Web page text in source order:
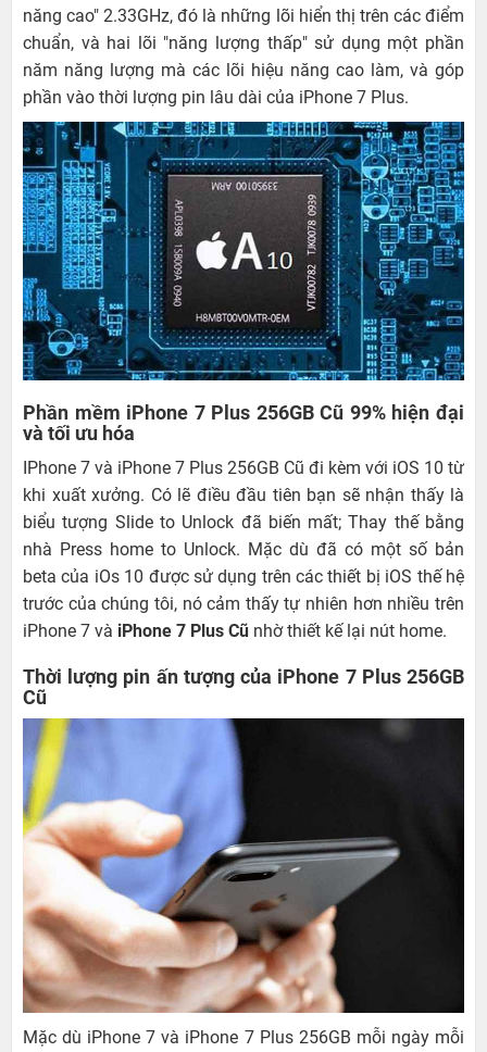
năng cao" 2.33GHz, đó là những lõi hiển thị trên các điểm
chuẩn, và hai lõi "năng lượng thấp" sử dụng một phần
năm năng lượng mà các lõi hiệu năng cao làm, và góp
phần vào thời lượng pin lâu dài của iPhone 7 Plus.
Phần mềm iPhone 7 Plus 256GB Cũ 99% hiện đại
và tối ưu hóa
IPhone 7 và iPhone 7 Plus 256GB Cũ đi kèm với iOS 10 từ
khi xuất xưởng. Có lẽ điều đầu tiên bạn sẽ nhận thấy là
biểu tượng Slide to Unlock đã biến mất; Thay thế bằng
nhà Press home to Unlock. Mặc dù đã có một số bản
beta của iOs 10 được sử dụng trên các thiết bị iOS thế hệ
trước của chúng tôi, nó cảm thấy tự nhiên hơn nhiều trên
iPhone 7 và iPhone 7 Plus Cũ nhờ thiết kế lại nút home.
Thời lượng pin ấn tượng của iPhone 7 Plus 256GB
Cũ
Mặc dù iPhone 7 và iPhone 7 Plus 256GB mỗi ngày mỗi